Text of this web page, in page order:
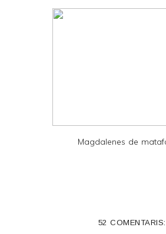
Magdalenes de
52 COMENTARIS: